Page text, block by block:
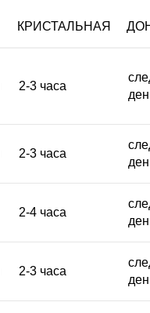
КРИСТАЛЬНАЯ
2-3 часа
2-3 часа
2-4 часа
2-3 часа